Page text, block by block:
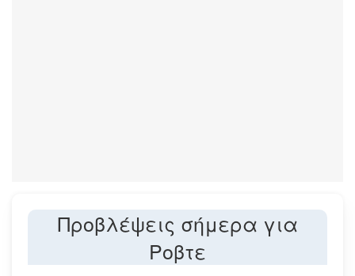
Προβλέψεις σήμερα για
Ροβτε